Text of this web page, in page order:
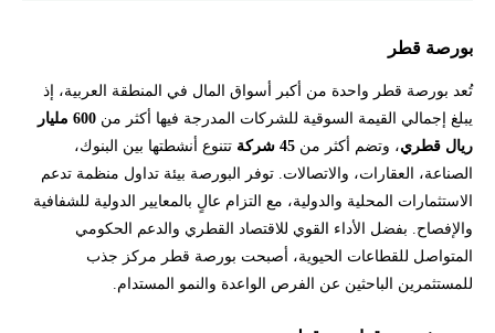
بورصة قطر
تُعد بورصة قطر واحدة من أكبر أسواق المال في المنطقة العربية، إذ
يبلغ إجمالي القيمة السوقية للشركات المدرجة فيها أكثر من
600 مليار
ريال قطري، وتضم أكثر من 45 شركة
تتنوع أنشطتها بين البنوك،
الصناعة، العقارات، والاتصالات. توفر البورصة بيئة تداول منظمة تدعم
الاستثمارات المحلية والدولية، مع التزام عالٍ بالمعايير الدولية للشفافية
والإفصاح. بفضل الأداء القوي للاقتصاد القطري والدعم الحكومي
المتواصل للقطاعات الحيوية، أصبحت بورصة قطر مركز جذب
للمستثمرين الباحثين عن الفرص الواعدة والنمو المستدام.